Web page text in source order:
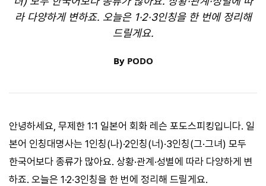
라 다양하게 변하죠. 오늘은 1·2·3인칭을 한 번에 정리해
드릴게요.
By PODO
안녕하세요, 무제한 1:1 일본어 회화 레슨 포도스피킹입니다. 일
본어 인칭대명사는 1인칭(나)·2인칭(너)·3인칭(그·그녀) 모두
한국어보다 종류가 많아요. 상황·관계·성별에 따라 다양하게 변
하죠. 오늘은 1·2·3인칭을 한 번에 정리해 드릴게요.